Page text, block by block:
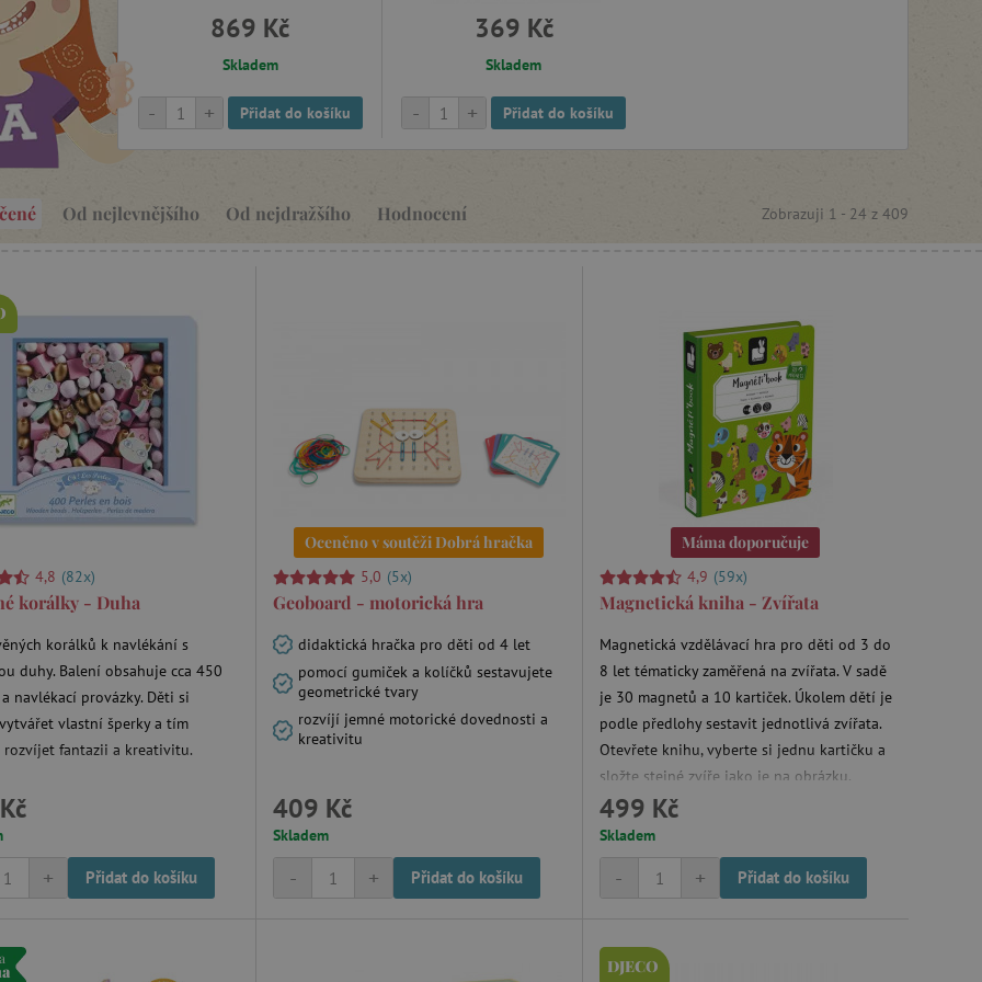
869 Kč
Skladem
+
- Přidat do košíku
369 Kč
Skladem
+
- Přidat do košíku
Od nejlevnějšího Od nejdražšího Hodnocení Zobrazuji 1 - 24 z 409
4,8 (82x)
korálky - Duha
korálků k navlékání s
duhy. Balení obsahuje cca 450
navlékací provázky. Děti si
vlastní šperky a tím
rozvíjet fantazii a kreativitu.
+ Přidat do košíku
Oceněno v soutěži Dobrá hračka
5,0 (5x)
Geoboard - motorická hra
didaktická hračka pro děti od 4 let
pomocí gumiček a kolíčků sestavujete
geometrické tvary
rozvíjí jemné motorické dovednosti a
kreativitu
409 Kč
Skladem
+
- Přidat do košíku
Máma doporučuje
4,9 (59x)
Magnetická kniha - Zvířata
Magnetická vzdělávací hra pro děti od 3 do
8 let tématicky zaměřená na zvířata. V sadě
je 30 magnetů a 10 kartiček. Úkolem dětí je
podle předlohy sestavit jednotlivá zvířata.
Otevřete knihu, vyberte si jednu kartičku a
složte stejné zvíře jako je na obrázku.
Rozměry knihy jsou 19 x 4 x 26 cm.
Magnetická kniha je skvělý nápad na hravý
a zároveň vzdělávací dárek.
499 Kč
Skladem
+
- Přidat do košíku
DJECO